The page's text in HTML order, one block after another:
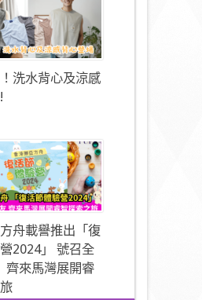
洗水背心及涼感
舟載譽推出「復
2024」 號召全
齊來馬灣展開睿